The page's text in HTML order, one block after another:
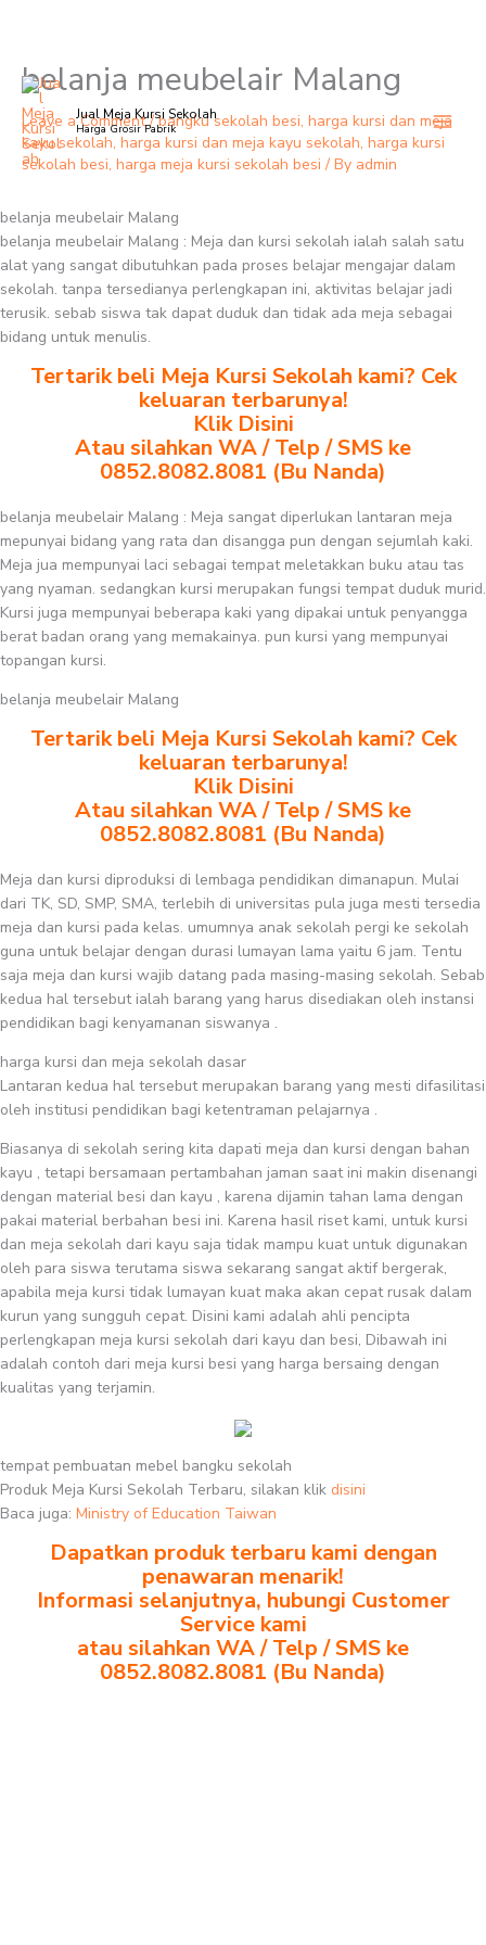
Skip
content
Jual Meja Kursi Sekolah
Harga Grosir Pabrik
belanja meubelair Malang
Leave a Comment /bangku sekolah besi, harga kursi dan meja
kayu sekolah, harga kursi dan meja kayu sekolah, harga kursi
sekolah besi, harga meja kursi sekolah besi / By admin
belanja meubelair Malang
belanja meubelair Malang : Meja dan kursi sekolah ialah salah satu
alat yang sangat dibutuhkan pada proses belajar mengajar dalam
sekolah. tanpa tersedianya perlengkapan ini, aktivitas belajar jadi
terusik. sebab siswa tak dapat duduk dan tidak ada meja sebagai
bidang untuk menulis.
Tertarik beli Meja Kursi Sekolah kami? Cek
keluaran terbarunya!
Klik Disini
Atau silahkan WA / Telp / SMS ke
0852.8082.8081 (Bu Nanda)
belanja meubelair Malang : Meja sangat diperlukan lantaran meja
mepunyai bidang yang rata dan disangga pun dengan sejumlah kaki.
Meja jua mempunyai laci sebagai tempat meletakkan buku atau tas
yang nyaman. sedangkan kursi merupakan fungsi tempat duduk murid.
Kursi juga mempunyai beberapa kaki yang dipakai untuk penyangga
berat badan orang yang memakainya. pun kursi yang mempunyai
topangan kursi.
belanja meubelair Malang
Tertarik beli Meja Kursi Sekolah kami? Cek
keluaran terbarunya!
Klik Disini
Atau silahkan WA / Telp / SMS ke
0852.8082.8081 (Bu Nanda)
Meja dan kursi diproduksi di lembaga pendidikan dimanapun. Mulai
dari TK, SD, SMP, SMA, terlebih di universitas pula juga mesti tersedia
meja dan kursi pada kelas. umumnya anak sekolah pergi ke sekolah
guna untuk belajar dengan durasi lumayan lama yaitu 6 jam. Tentu
saja meja dan kursi wajib datang pada masing-masing sekolah. Sebab
kedua hal tersebut ialah barang yang harus disediakan oleh instansi
pendidikan bagi kenyamanan siswanya .
harga kursi dan meja sekolah dasar
Lantaran kedua hal tersebut merupakan barang yang mesti difasilitasi
oleh institusi pendidikan bagi ketentraman pelajarnya .
Biasanya di sekolah sering kita dapati meja dan kursi dengan bahan
kayu , tetapi bersamaan pertambahan jaman saat ini makin disenangi
dengan material besi dan kayu , karena dijamin tahan lama dengan
pakai material berbahan besi ini. Karena hasil riset kami, untuk kursi
dan meja sekolah dari kayu saja tidak mampu kuat untuk digunakan
oleh para siswa terutama siswa sekarang sangat aktif bergerak,
apabila meja kursi tidak lumayan kuat maka akan cepat rusak dalam
kurun yang sungguh cepat. Disini kami adalah ahli pencipta
perlengkapan meja kursi sekolah dari kayu dan besi, Dibawah ini
adalah contoh dari meja kursi besi yang harga bersaing dengan
kualitas yang terjamin.
tempat pembuatan mebel bangku sekolah
Produk Meja Kursi Sekolah Terbaru, silakan klik disini
Baca juga: Ministry of Education Taiwan
Dapatkan produk terbaru kami dengan
penawaran menarik!
Informasi selanjutnya, hubungi Customer
Service kami
atau silahkan WA / Telp / SMS ke
0852.8082.8081 (Bu Nanda)